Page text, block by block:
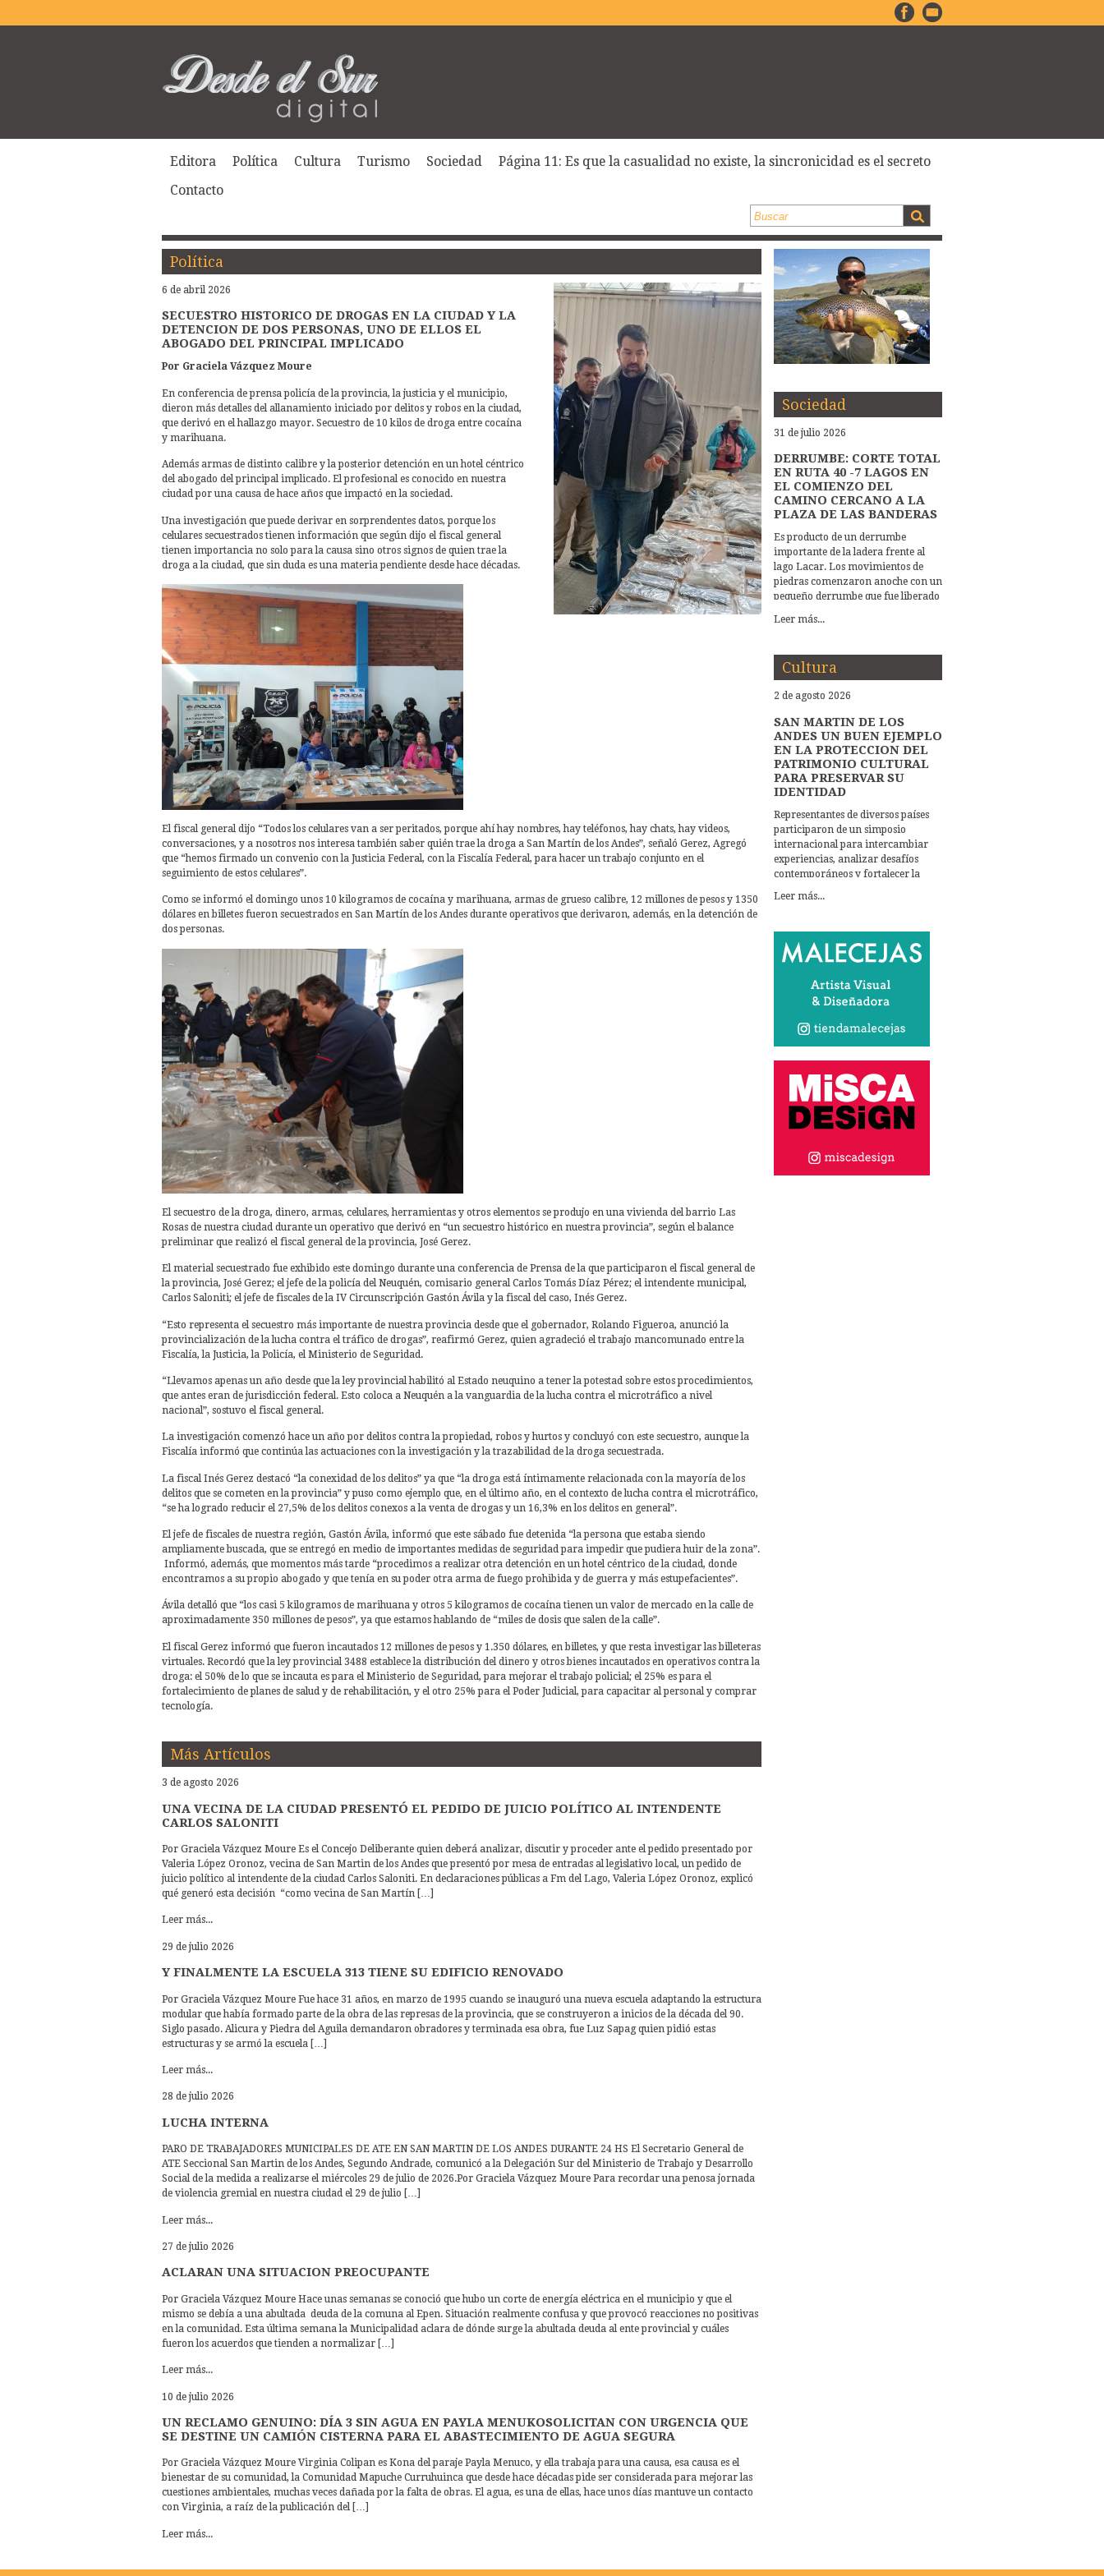
Editora Política Cultura Turismo Sociedad
Página 11: Es que la casualidad no existe, la sincronicidad es el secreto
Contacto
Sociedad
31 de julio 2026
DERRUMBE: CORTE TOTAL
EN RUTA 40 -7 LAGOS EN
EL COMIENZO DEL
CAMINO CERCANO A LA
PLAZA DE LAS BANDERAS
Es producto de un derrumbe
importante de la ladera frente al
lago Lacar. Los movimientos de
piedras comenzaron anoche con un
pequeño derrumbe que fue liberado
mañana a primera hora la caida de
peligro de más deslizamientos.
Trabaja Vialidad Nacional,
Municipal EL DERRUMBE EN LA
LA INTERVENCION DE VARIAS
INSTITUCIONES […]
Leer más...
Cultura
2 de agosto 2026
SAN MARTIN DE LOS
ANDES UN BUEN EJEMPLO
EN LA PROTECCION DEL
PATRIMONIO CULTURAL
PARA PRESERVAR SU
IDENTIDAD
Representantes de diversos países
participaron de un simposio
internacional para intercambiar
experiencias, analizar desafíos
contemporáneos y fortalecer la
protección del patrimonio cultural.
de Resistencia, en el marco de la
Bienal del Chaco, el Simposio
Internacional y Reunión Anual
instancias globales con mayor
reconocimiento en materia de
patrimonio cultural. A lo largo de
tres […]
Leer más...
Política
6 de abril 2026
SECUESTRO HISTORICO DE DROGAS EN LA CIUDAD Y LA
DETENCION DE DOS PERSONAS, UNO DE ELLOS EL
ABOGADO DEL PRINCIPAL IMPLICADO
Por Graciela Vázquez Moure
En conferencia de prensa policía de la provincia, la justicia y el municipio,
dieron más detalles del allanamiento iniciado por delitos y robos en la ciudad,
que derivó en el hallazgo mayor. Secuestro de 10 kilos de droga entre cocaína
y marihuana.
Además armas de distinto calibre y la posterior detención en un hotel céntrico
del abogado del principal implicado. El profesional es conocido en nuestra
ciudad por una causa de hace años que impactó en la sociedad.
Una investigación que puede derivar en sorprendentes datos, porque los
celulares secuestrados tienen información que según dijo el fiscal general
tienen importancia no solo para la causa sino otros signos de quien trae la
droga a la ciudad, que sin duda es una materia pendiente desde hace décadas.
El fiscal general dijo “Todos los celulares van a ser peritados, porque ahí hay nombres, hay teléfonos, hay chats, hay videos,
conversaciones, y a nosotros nos interesa también saber quién trae la droga a San Martín de los Andes”, señaló Gerez, Agregó
que “hemos firmado un convenio con la Justicia Federal, con la Fiscalía Federal, para hacer un trabajo conjunto en el
seguimiento de estos celulares”.
Como se informó el domingo unos 10 kilogramos de cocaína y marihuana, armas de grueso calibre, 12 millones de pesos y 1350
dólares en billetes fueron secuestrados en San Martín de los Andes durante operativos que derivaron, además, en la detención de
dos personas.
El secuestro de la droga, dinero, armas, celulares, herramientas y otros elementos se produjo en una vivienda del barrio Las
Rosas de nuestra ciudad durante un operativo que derivó en “un secuestro histórico en nuestra provincia”, según el balance
preliminar que realizó el fiscal general de la provincia, José Gerez.
El material secuestrado fue exhibido este domingo durante una conferencia de Prensa de la que participaron el fiscal general de
la provincia, José Gerez; el jefe de la policía del Neuquén, comisario general Carlos Tomás Díaz Pérez; el intendente municipal,
Carlos Saloniti; el jefe de fiscales de la IV Circunscripción Gastón Ávila y la fiscal del caso, Inés Gerez.
“Esto representa el secuestro más importante de nuestra provincia desde que el gobernador, Rolando Figueroa, anunció la
provincialización de la lucha contra el tráfico de drogas”, reafirmó Gerez, quien agradeció el trabajo mancomunado entre la
Fiscalía, la Justicia, la Policía, el Ministerio de Seguridad.
“Llevamos apenas un año desde que la ley provincial habilitó al Estado neuquino a tener la potestad sobre estos procedimientos,
que antes eran de jurisdicción federal. Esto coloca a Neuquén a la vanguardia de la lucha contra el microtráfico a nivel
nacional”, sostuvo el fiscal general.
La investigación comenzó hace un año por delitos contra la propiedad, robos y hurtos y concluyó con este secuestro, aunque la
Fiscalía informó que continúa las actuaciones con la investigación y la trazabilidad de la droga secuestrada.
La fiscal Inés Gerez destacó “la conexidad de los delitos” ya que “la droga está íntimamente relacionada con la mayoría de los
delitos que se cometen en la provincia” y puso como ejemplo que, en el último año, en el contexto de lucha contra el microtráfico,
“se ha logrado reducir el 27,5% de los delitos conexos a la venta de drogas y un 16,3% en los delitos en general”.
El jefe de fiscales de nuestra región, Gastón Ávila, informó que este sábado fue detenida “la persona que estaba siendo
ampliamente buscada, que se entregó en medio de importantes medidas de seguridad para impedir que pudiera huir de la zona”.
Informó, además, que momentos más tarde “procedimos a realizar otra detención en un hotel céntrico de la ciudad, donde
encontramos a su propio abogado y que tenía en su poder otra arma de fuego prohibida y de guerra y más estupefacientes”.
Ávila detalló que “los casi 5 kilogramos de marihuana y otros 5 kilogramos de cocaína tienen un valor de mercado en la calle de
aproximadamente 350 millones de pesos”, ya que estamos hablando de “miles de dosis que salen de la calle”.
El fiscal Gerez informó que fueron incautados 12 millones de pesos y 1.350 dólares, en billetes, y que resta investigar las billeteras
virtuales. Recordó que la ley provincial 3488 establece la distribución del dinero y otros bienes incautados en operativos contra la
droga: el 50% de lo que se incauta es para el Ministerio de Seguridad, para mejorar el trabajo policial; el 25% es para el
fortalecimiento de planes de salud y de rehabilitación, y el otro 25% para el Poder Judicial, para capacitar al personal y comprar
tecnología.
Más Artículos
3 de agosto 2026
UNA VECINA DE LA CIUDAD PRESENTÓ EL PEDIDO DE JUICIO POLÍTICO AL INTENDENTE
CARLOS SALONITI
Por Graciela Vázquez Moure Es el Concejo Deliberante quien deberá analizar, discutir y proceder ante el pedido presentado por
Valeria López Oronoz, vecina de San Martin de los Andes que presentó por mesa de entradas al legislativo local, un pedido de
juicio político al intendente de la ciudad Carlos Saloniti. En declaraciones públicas a Fm del Lago, Valeria López Oronoz, explicó
qué generó esta decisión “como vecina de San Martín […]
Leer más...
29 de julio 2026
Y FINALMENTE LA ESCUELA 313 TIENE SU EDIFICIO RENOVADO
Por Graciela Vázquez Moure Fue hace 31 años, en marzo de 1995 cuando se inauguró una nueva escuela adaptando la estructura
modular que había formado parte de la obra de las represas de la provincia, que se construyeron a inicios de la década del 90.
Siglo pasado. Alicura y Piedra del Aguila demandaron obradores y terminada esa obra, fue Luz Sapag quien pidió estas
estructuras y se armó la escuela […]
Leer más...
28 de julio 2026
LUCHA INTERNA
PARO DE TRABAJADORES MUNICIPALES DE ATE EN SAN MARTIN DE LOS ANDES DURANTE 24 HS El Secretario General de
ATE Seccional San Martin de los Andes, Segundo Andrade, comunicó a la Delegación Sur del Ministerio de Trabajo y Desarrollo
Social de la medida a realizarse el miércoles 29 de julio de 2026.Por Graciela Vázquez Moure Para recordar una penosa jornada
de violencia gremial en nuestra ciudad el 29 de julio […]
Leer más...
27 de julio 2026
ACLARAN UNA SITUACION PREOCUPANTE
Por Graciela Vázquez Moure Hace unas semanas se conoció que hubo un corte de energía eléctrica en el municipio y que el
mismo se debía a una abultada deuda de la comuna al Epen. Situación realmente confusa y que provocó reacciones no positivas
en la comunidad. Esta última semana la Municipalidad aclara de dónde surge la abultada deuda al ente provincial y cuáles
fueron los acuerdos que tienden a normalizar […]
Leer más...
10 de julio 2026
UN RECLAMO GENUINO: DÍA 3 SIN AGUA EN PAYLA MENUKOSOLICITAN CON URGENCIA QUE
SE DESTINE UN CAMIÓN CISTERNA PARA EL ABASTECIMIENTO DE AGUA SEGURA
Por Graciela Vázquez Moure Virginia Colipan es Kona del paraje Payla Menuco, y ella trabaja para una causa, esa causa es el
bienestar de su comunidad, la Comunidad Mapuche Curruhuinca que desde hace décadas pide ser considerada para mejorar las
cuestiones ambientales, muchas veces dañada por la falta de obras. El agua, es una de ellas, hace unos días mantuve un contacto
con Virginia, a raíz de la publicación del […]
Leer más...